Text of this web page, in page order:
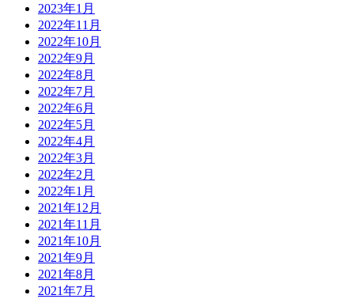
2023年1月
2022年11月
2022年10月
2022年9月
2022年8月
2022年7月
2022年6月
2022年5月
2022年4月
2022年3月
2022年2月
2022年1月
2021年12月
2021年11月
2021年10月
2021年9月
2021年8月
2021年7月